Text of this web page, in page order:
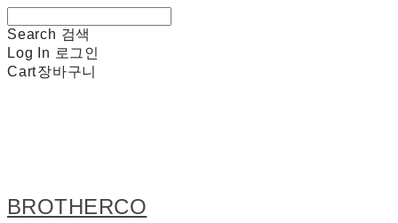
Search 검색
Log In 로그인
Cart장바구니
BROTHERCO